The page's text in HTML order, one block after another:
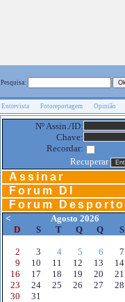
Pesquisa:
Entrevista Fotoreportagem Opinião
Nº Assin./ID:
Chave:
Recordar:
Recuperar
Assinar
Forum DI
Forum Desporto
<
Agosto 2026
D
S T Q Q S
2
3 4 5 6 7
9
10 11 12 13 14
16
17 18 19 20 21
23
24 25 26 27 28
30
31